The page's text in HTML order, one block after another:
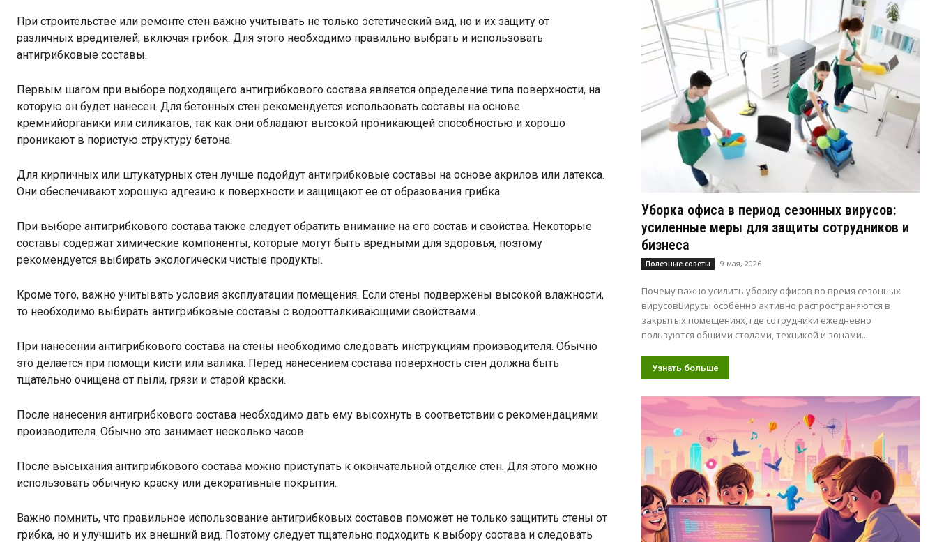
При строительстве или ремонте стен важно учитывать не только эстетический вид, но и их защиту от
различных вредителей, включая грибок. Для этого необходимо правильно выбрать и использовать
антигрибковые составы.
Первым шагом при выборе подходящего антигрибкового состава является определение типа поверхности, на
которую он будет нанесен. Для бетонных стен рекомендуется использовать составы на основе
кремнийорганики или силикатов, так как они обладают высокой проникающей способностью и хорошо
проникают в пористую структуру бетона.
Для кирпичных или штукатурных стен лучше подойдут антигрибковые составы на основе акрилов или латекса.
Они обеспечивают хорошую адгезию к поверхности и защищают ее от образования грибка.
При выборе антигрибкового состава также следует обратить внимание на его состав и свойства. Некоторые
составы содержат химические компоненты, которые могут быть вредными для здоровья, поэтому
рекомендуется выбирать экологически чистые продукты.
Кроме того, важно учитывать условия эксплуатации помещения. Если стены подвержены высокой влажности,
то необходимо выбирать антигрибковые составы с водоотталкивающими свойствами.
При нанесении антигрибкового состава на стены необходимо следовать инструкциям производителя. Обычно
это делается при помощи кисти или валика. Перед нанесением состава поверхность стен должна быть
тщательно очищена от пыли, грязи и старой краски.
После нанесения антигрибкового состава необходимо дать ему высохнуть в соответствии с рекомендациями
производителя. Обычно это занимает несколько часов.
После высыхания антигрибкового состава можно приступать к окончательной отделке стен. Для этого можно
использовать обычную краску или декоративные покрытия.
Важно помнить, что правильное использование антигрибковых составов поможет не только защитить стены от
грибка, но и улучшить их внешний вид. Поэтому следует тщательно подходить к выбору состава и следовать
Уборка офиса в период сезонных вирусов:
усиленные меры для защиты сотрудников и
бизнеса
Полезные советы 9 мая, 2026
Почему важно усилить уборку офисов во время сезонных
вирусовВирусы особенно активно распространяются в
закрытых помещениях, где сотрудники ежедневно
пользуются общими столами, техникой и зонами...
Узнать больше